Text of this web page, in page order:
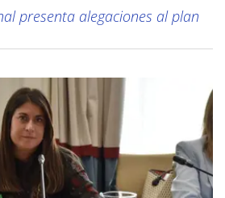
presenta alegaciones al plan